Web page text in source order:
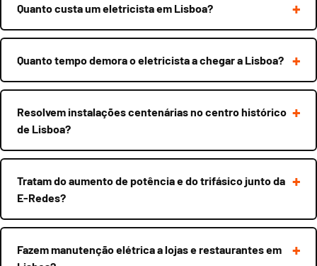
Quanto custa um eletricista em Lisboa?
Quanto tempo demora o eletricista a chegar a Lisboa?
Resolvem instalações centenárias no centro histórico
de Lisboa?
Tratam do aumento de potência e do trifásico junto da
E-Redes?
Fazem manutenção elétrica a lojas e restaurantes em